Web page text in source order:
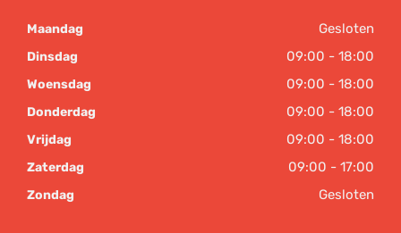
Maandag Gesloten
Dinsdag 09:00 - 18:00
Woensdag 09:00 - 18:00
Donderdag 09:00 - 18:00
Vrijdag 09:00 - 18:00
Zaterdag 09:00 - 17:00
Zondag Gesloten